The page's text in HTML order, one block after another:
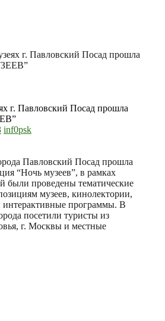
г. Павловский Посад прошла
г. Павловский Посад прошла
inf0psk
Павловский Посад прошла
“Ночь музеев”, в рамках
были проведены тематические
музеев, кинолектории,
интерактивные программы. В
посетили туристы из
г. Москвы и местные